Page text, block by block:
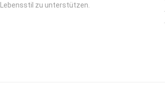
Lebensstil zu unterstützen.